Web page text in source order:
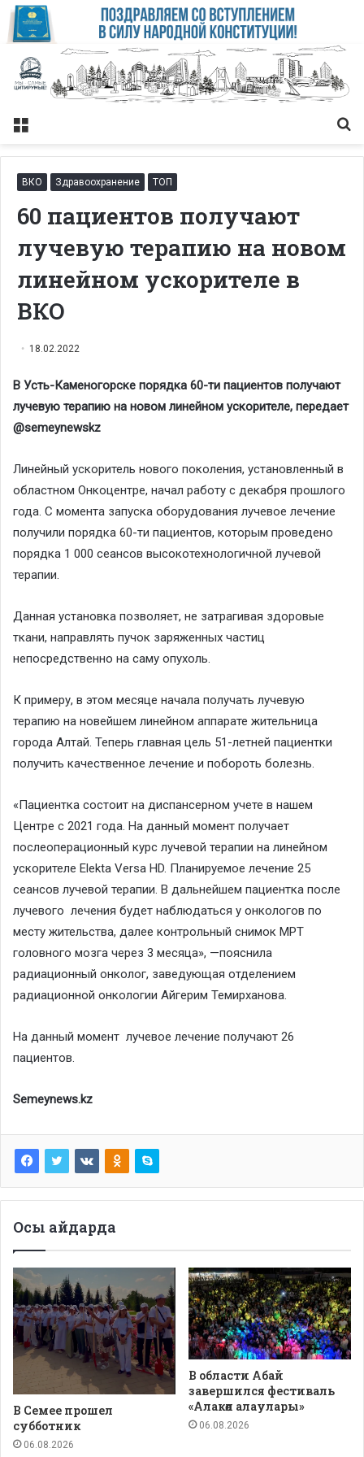
Меню
ВКО Здравоохранение ТОП
60 пациентов получают
лучевую терапию на новом
линейном ускорителе в
ВКО
18.02.2022
В Усть-Каменогорске порядка 60-ти пациентов получают
лучевую терапию на новом линейном ускорителе, передает
@semeynewskz
Линейный ускоритель нового поколения, установленный в
областном Онкоцентре, начал работу с декабря прошлого
года. С момента запуска оборудования лучевое лечение
получили порядка 60-ти пациентов, которым проведено
порядка 1 000 сеансов высокотехнологичной лучевой
терапии.
Данная установка позволяет, не затрагивая здоровые
ткани, направлять пучок заряженных частиц
непосредственно на саму опухоль.
К примеру, в этом месяце начала получать лучевую
терапию на новейшем линейном аппарате жительница
города Алтай. Теперь главная цель 51-летней пациентки
получить качественное лечение и побороть болезнь.
«Пациентка состоит на диспансерном учете в нашем
Центре с 2021 года. На данный момент получает
послеоперационный курс лучевой терапии на линейном
ускорителе Elekta Versa HD. Планируемое лечение 25
сеансов лучевой терапии. В дальнейшем пациентка после
лучевого лечения будет наблюдаться у онкологов по
месту жительства, далее контрольный снимок МРТ
головного мозга через 3 месяца», —пояснила
радиационный онколог, заведующая отделением
радиационной онкологии Айгерим Темирханова.
На данный момент лучевое лечение получают 26
пациентов.
Semeynews.kz
Осы айдарда
В Семее прошел
субботник
06.08.2026
В области Абай
завершился фестиваль
«Алакөл алаулары»
06.08.2026